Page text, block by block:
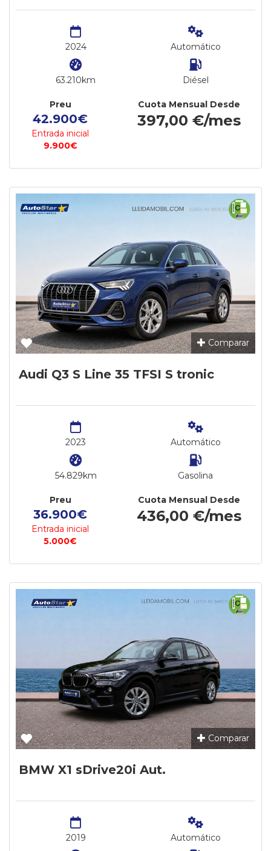
2024
63.210km
Automático
Diésel
Preu
42.900€
Entrada inicial
9.900€
Cuota Mensual Desde
397,00 €/mes
Comparar
Audi Q3 S Line 35 TFSI S tronic
2023
54.829km
Automático
Gasolina
Preu
36.900€
Entrada inicial
5.000€
Cuota Mensual Desde
436,00 €/mes
Comparar
BMW X1 sDrive20i Aut.
2019 Automático